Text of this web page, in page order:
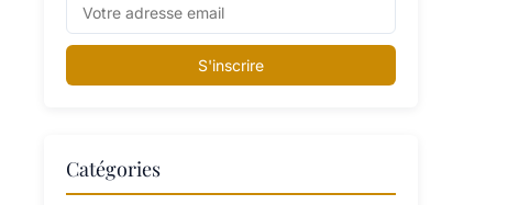
S'inscrire
Catégories